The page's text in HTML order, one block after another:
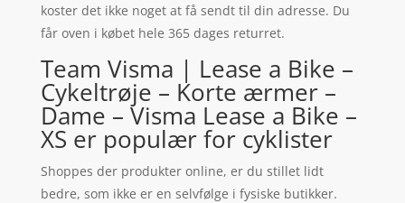
koster det ikke noget at få sendt til din adresse. Du
får oven i købet hele 365 dages returret.
Team Visma | Lease a Bike –
Cykeltrøje – Korte ærmer –
Dame – Visma Lease a Bike –
XS er populær for cyklister
Shoppes der produkter online, er du stillet lidt
bedre, som ikke er en selvfølge i fysiske butikker.